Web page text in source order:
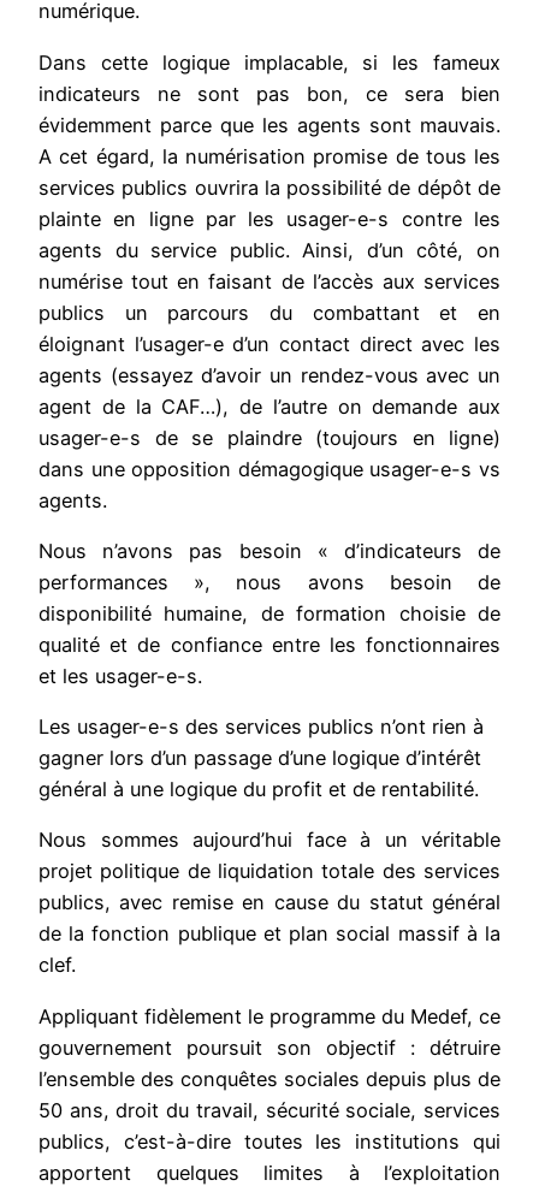
numérique.
Dans cette logique implacable, si les fameux
indicateurs ne sont pas bon, ce sera bien
évidemment parce que les agents sont mauvais.
A cet égard, la numérisation promise de tous les
services publics ouvrira la possibilité de dépôt de
plainte en ligne par les usager-e-s contre les
agents du service public. Ainsi, d’un côté, on
numérise tout en faisant de l’accès aux services
publics un parcours du combattant et en
éloignant l’usager-e d’un contact direct avec les
agents (essayez d’avoir un rendez-vous avec un
agent de la CAF…), de l’autre on demande aux
usager-e-s de se plaindre (toujours en ligne)
dans une opposition démagogique usager-e-s vs
agents.
Nous n’avons pas besoin « d’indicateurs de
performances », nous avons besoin de
disponibilité humaine, de formation choisie de
qualité et de confiance entre les fonctionnaires
et les usager-e-s.
Les usager-e-s des services publics n’ont rien à
gagner lors d’un passage d’une logique d’intérêt
général à une logique du profit et de rentabilité.
Nous sommes aujourd’hui face à un véritable
projet politique de liquidation totale des services
publics, avec remise en cause du statut général
de la fonction publique et plan social massif à la
clef.
Appliquant fidèlement le programme du Medef, ce
gouvernement poursuit son objectif : détruire
l’ensemble des conquêtes sociales depuis plus de
50 ans, droit du travail, sécurité sociale, services
publics, c’est-à-dire toutes les institutions qui
apportent quelques limites à l’exploitation